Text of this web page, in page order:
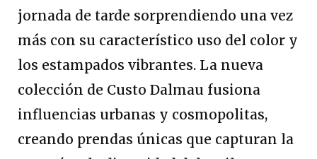
jornada de tarde sorprendiendo una vez
más con su característico uso del color y
los estampados vibrantes. La nueva
colección de Custo Dalmau fusiona
influencias urbanas y cosmopolitas,
creando prendas únicas que capturan la